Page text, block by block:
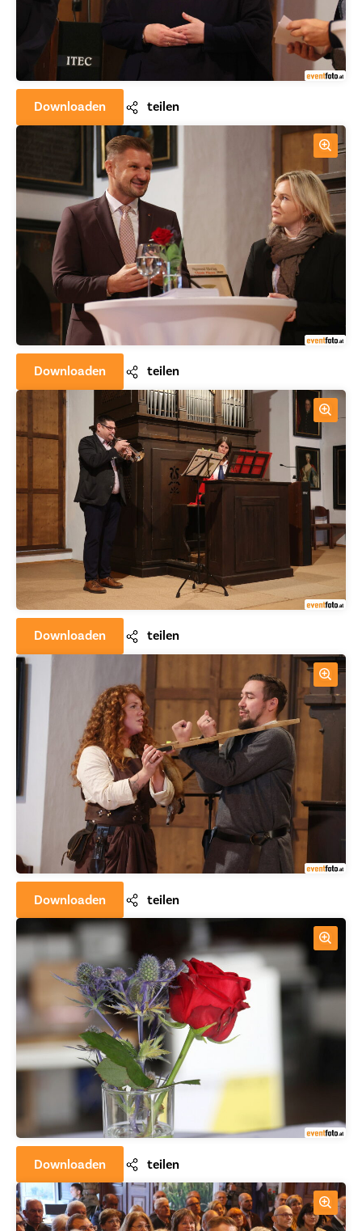
Downloaden teilen
Downloaden teilen
Downloaden teilen
Downloaden teilen
Downloaden teilen